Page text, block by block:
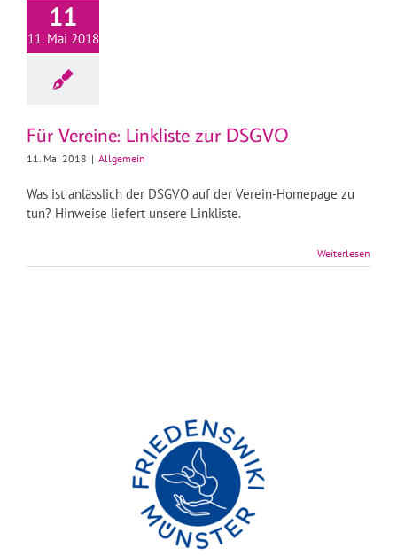
11
11. Mai 2018
Für Vereine: Linkliste zur DSGVO
11. Mai 2018 | Allgemein
Was ist anlässlich der DSGVO auf der Verein-Homepage zu
tun? Hinweise liefert unsere Linkliste.
Weiterlesen